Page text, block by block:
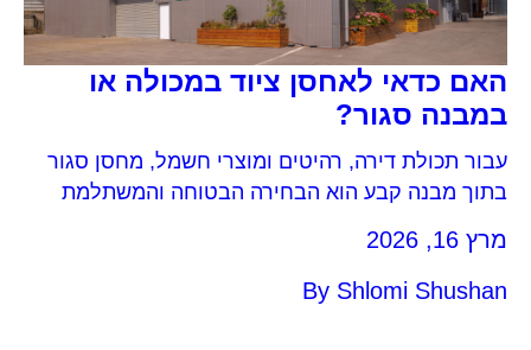
האם כדאי לאחסן ציוד במכולה או
במבנה סגור?
עבור תכולת דירה, רהיטים ומוצרי חשמל, מחסן סגור
בתוך מבנה קבע הוא הבחירה הבטוחה והמשתלמת
וחשופות לשמש, גשם ושינויי טמפרטורה קיצוניים (עד
60 מעלות בקיץ), המחסנים של אביה אחסנה מציעים
מרץ 16, 2026
By Shlomi Shushan